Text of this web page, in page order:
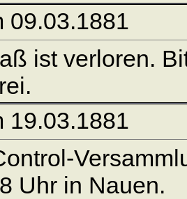
09.03.1881
ist verloren.
19.03.1881
Uhr in Nauen.